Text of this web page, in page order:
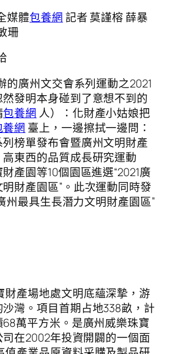
媒體包養網記者 莫謹榕 薛暴
珊
的廣州文交會系列運動之2021
發明本身碰到了意想不到的
包養網 人）：化財產小姑娘把
養網 臺上，一邊擦拭一邊問：
列榜單發布會暨廣州文明財產
東西的品質成長研究運動
產園等10個園區進選“2021廣
財產園區”。此次運動同時發
州最具生長潛力文明財產園區”
財產場地處文明底蘊深摯，游
灣。項目首期占地338畝，計
萬平方米。是廣州威樂珠寶
在2002年投資開闢的一個面